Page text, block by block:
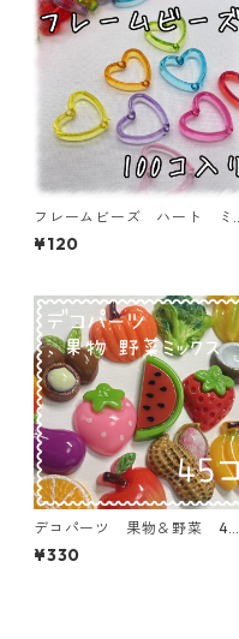
フレームビーズ ハート ミ
ックス 100個入り【AB‐FU
04】
¥120
デコパーツ 果物＆野菜 45
個入り 貼り付けパーツ【DP-
FU-MIX】
¥330